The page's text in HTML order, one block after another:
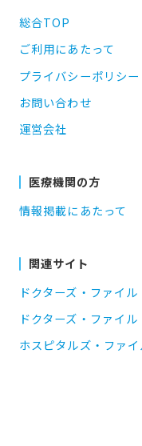
総合TOP
ご利用にあたって
プライバシーポリシー
お問い合わせ
運営会社
医療機関の方
情報掲載にあたって
関連サイト
ドクターズ・ファイル
ドクターズ・ファイ
ホスピタルズ・ファイ